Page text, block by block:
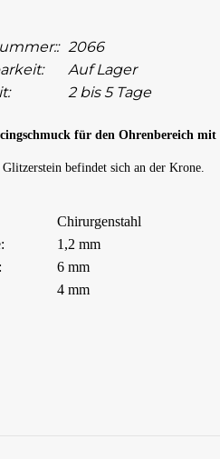
2066
Auf Lager
2 bis 5 Tage
für den Ohrenbereich mit
befindet sich an der Krone.
Chirurgenstahl
1,2 mm
6 mm
4 mm